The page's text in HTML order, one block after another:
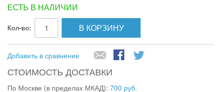
ЕСТЬ В НАЛИЧИИ
Кол-во: В КОРЗИНУ
Добавить в сравнение
СТОИМОСТЬ ДОСТАВКИ
По Москве (в пределах МКАД): 700 руб.